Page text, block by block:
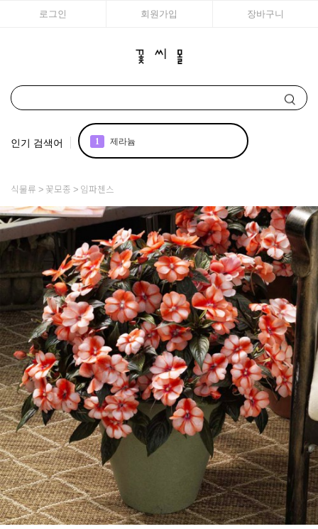
로그인 회원가입 장바구니
인기 검색어 1 제라늄
3 리갈
4 국화
5 아이비 제라늄
에키네시아
7 그라스
8 대국
9 접시꽃
10 아이비
식물류 꽃모종 임파첸스